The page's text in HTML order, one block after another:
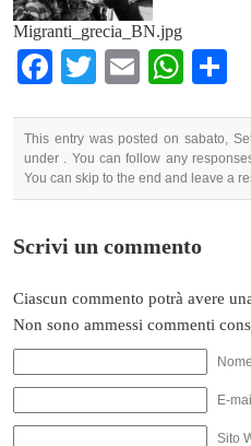
Migranti_grecia_BN.jpg
Facebook
Twitter
Email
This entry was posted on sabato,
under . You can follow any
You can skip to the end and leave a
Scrivi un commento
Ciascun commento potrà avere
Non sono ammessi commenti
E-
Sito